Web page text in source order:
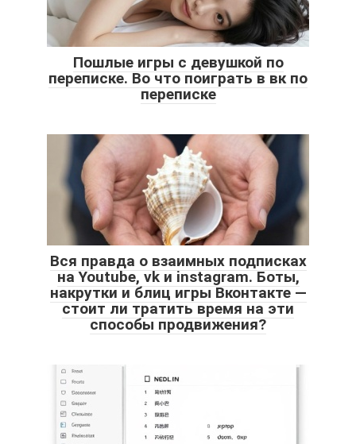
Пошлые игры с девушкой по
переписке. Во что поиграть в вк по
переписке
Вся правда о взаимных подписках
на Youtube, vk и instagram. Боты,
накрутки и блиц игры Вконтакте —
стоит ли тратить время на эти
способы продвижения?